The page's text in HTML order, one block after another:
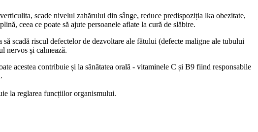
scade nivelul zahărului din sânge, reduce predispoziția lka obezitate,
ceea ce poate să ajute persoanele aflate la cură de slăbire.
scadă riscul defectelor de dezvoltare ale fătului (defecte maligne ale tubului
nervos și calmează.
acestea contribuie și la sănătatea orală - vitaminele C și B9 fiind responsabile
la reglarea funcțiilor organismului.